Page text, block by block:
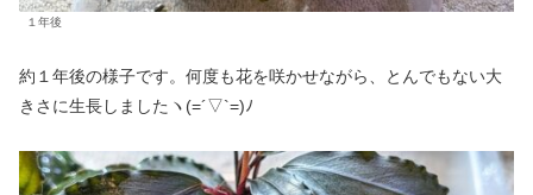
１年後
約１年後の様子です。何度も花を咲かせながら、とんでもない大
きさに生長しましたヽ(=´▽`=)ﾉ